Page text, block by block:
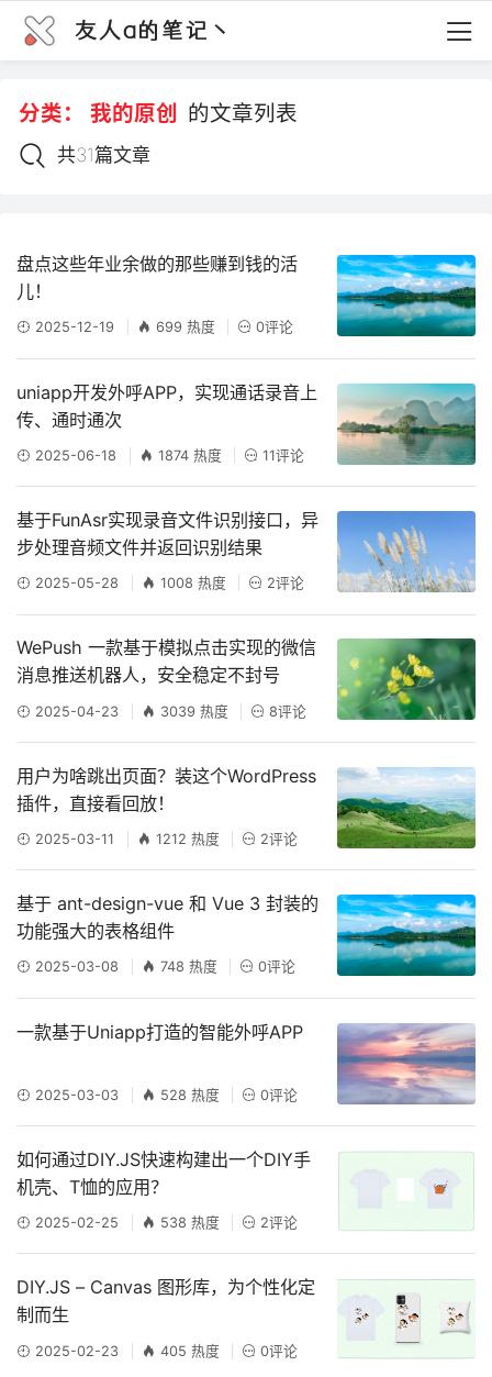
友人a的笔记丶
分类： 我的原创 的文章列表
共31篇文章
盘点这些年业余做的那些赚到钱的活
儿！
2025-12-19 699 热度 0评论
uniapp开发外呼APP，实现通话录音上
传、通时通次
2025-06-18 1874 热度 11评论
基于FunAsr实现录音文件识别接口，异
步处理音频文件并返回识别结果
2025-05-28 1008 热度 2评论
WePush 一款基于模拟点击实现的微信
消息推送机器人，安全稳定不封号
2025-04-23 3039 热度 8评论
用户为啥跳出页面？装这个WordPress
插件，直接看回放！
2025-03-11 1212 热度 2评论
基于 ant-design-vue 和 Vue 3 封装的
功能强大的表格组件
2025-03-08 748 热度 0评论
一款基于Uniapp打造的智能外呼APP
2025-03-03 528 热度 0评论
如何通过DIY.JS快速构建出一个DIY手
机壳、T恤的应用？
2025-02-25 538 热度 2评论
DIY.JS – Canvas 图形库，为个性化定
制而生
2025-02-23 405 热度 0评论